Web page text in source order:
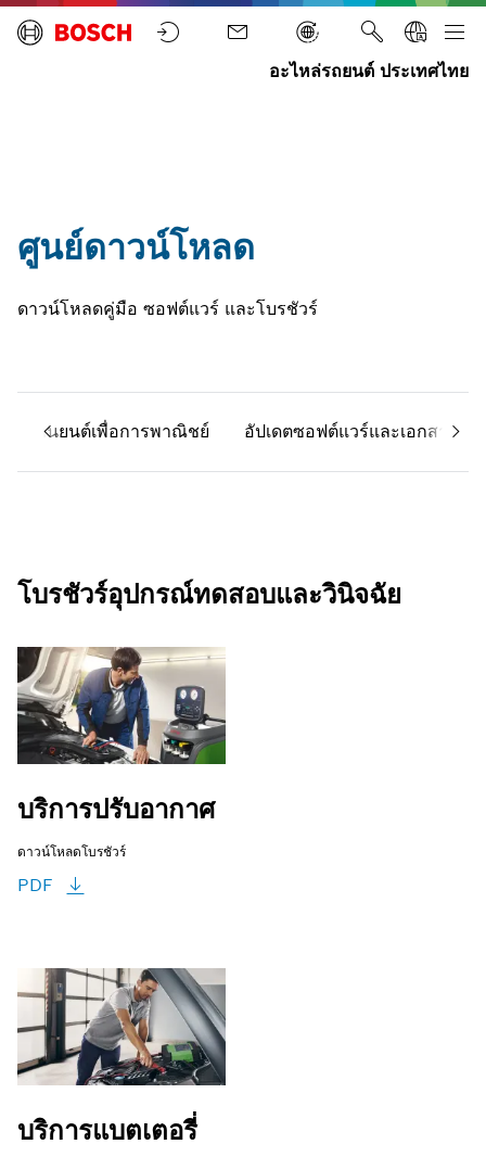
อะไหล่รถยนต์ ประเทศไทย
ศูนย์ดาวน์โหลด
ดาวน์โหลดคู่มือ ซอฟต์แวร์ และโบรชัวร์
ยานยนต์เพื่อการพาณิชย์ อัปเดตซอฟต์แวร์และเอกสารทา
โบรชัวร์อุปกรณ์ทดสอบและวินิจฉัย
บริการปรับอากาศ
ดาวน์โหลดโบรชัวร์
PDF
บริการแบตเตอรี่